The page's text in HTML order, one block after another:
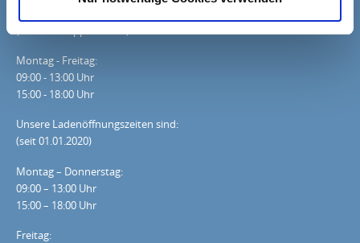
(außer in Supportfällen):
Montag - Freitag:
09:00 - 13:00 Uhr
15:00 - 18:00 Uhr
Unsere Ladenöffnungszeiten sind:
(seit 01.01.2020)
Montag – Donnerstag:
09:00 – 13:00 Uhr
15:00 – 18:00 Uhr
Freitag: